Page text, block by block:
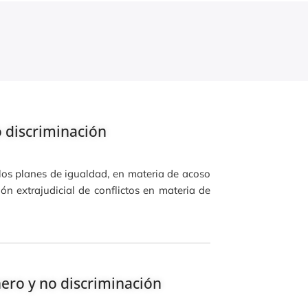
discriminación
planes de igualdad, en materia de acoso
extrajudicial de conflictos en materia de
y no discriminación